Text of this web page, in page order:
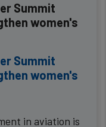
Summit
women's
Summit
women's
in aviation is